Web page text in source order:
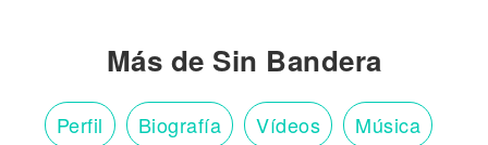
Más de Sin Bandera
Perfil Biografía Vídeos Música